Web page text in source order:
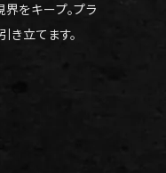
をキープ。プラ
き立てます。